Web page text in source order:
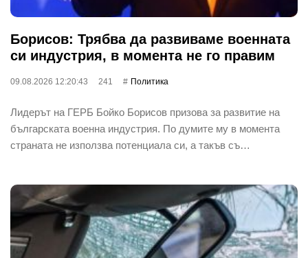
Борисов: Трябва да развиваме военната
си индустрия, в момента не го правим
09.08.2026 12:20:43 241 Политика
Лидерът на ГЕРБ Бойко Борисов призова за развитие на
българската военна индустрия. По думите му в момента
страната не използва потенциала си, а такъв съ…